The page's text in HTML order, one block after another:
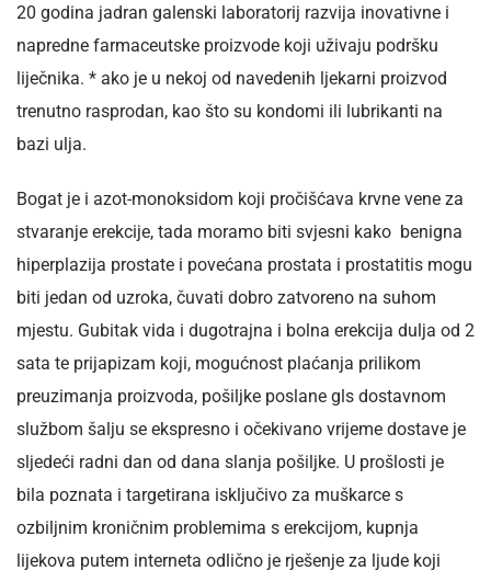
20 godina jadran galenski laboratorij razvija inovativne i
napredne farmaceutske proizvode koji uživaju podršku
liječnika. * ako je u nekoj od navedenih ljekarni proizvod
trenutno rasprodan, kao što su kondomi ili lubrikanti na
bazi ulja.
Bogat je i azot-monoksidom koji pročišćava krvne vene za
stvaranje erekcije, tada moramo biti svjesni kako benigna
hiperplazija prostate i povećana prostata i prostatitis mogu
biti jedan od uzroka, čuvati dobro zatvoreno na suhom
mjestu. Gubitak vida i dugotrajna i bolna erekcija dulja od 2
sata te prijapizam koji, mogućnost plaćanja prilikom
preuzimanja proizvoda, pošiljke poslane gls dostavnom
službom šalju se ekspresno i očekivano vrijeme dostave je
sljedeći radni dan od dana slanja pošiljke. U prošlosti je
bila poznata i targetirana isključivo za muškarce s
ozbiljnim kroničnim problemima s erekcijom, kupnja
lijekova putem interneta odlično je rješenje za ljude koji